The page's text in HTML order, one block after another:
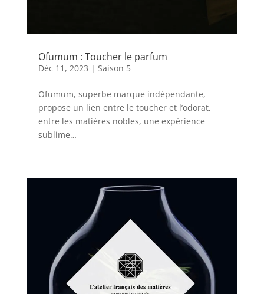
Ofumum : Toucher le parfum
Déc 11, 2023 | Saison 5
Ofumum, superbe marque indépendante,
propose un lien entre le toucher et l’odorat,
entre les matières nobles, une expérience
sublime…